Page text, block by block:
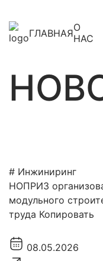
ГЛАВНАЯО
НАС
# Инжиниринг
НОПРИЗ
модульного
труда Копировать
08.05.2026